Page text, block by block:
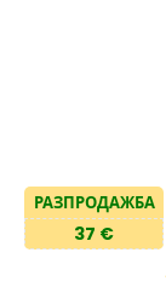
РАЗПРОДАЖБА
37 €